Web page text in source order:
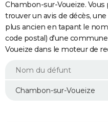
Retraite
Impôts
Epargne
Immobilier
Risques naturels par ville
Banque
Assurance
Crédit
Essais
Réserver un essai
Citadines
Berlines
SUV
Forum auto
+
HIGH-TECH
Mobiles
Meilleur smartphone
Internet
Ordinateurs
Jeux vidéo
Guide high-tech
+
BRICOLAGE
Forum
Aménagement intérieur
Extérieur
Cuisine
Salle de bains
Jardinage
Rangement
WEEK-END
Guides de France
Escapades
Patrimoine
Expositions
Musées
Week-end nature
LIFESTYLE
Chambon-sur-Voueize.
trouver un avis de décès,
plus ancien en tapant le
code postal) d'une
Voueize dans le moteur de